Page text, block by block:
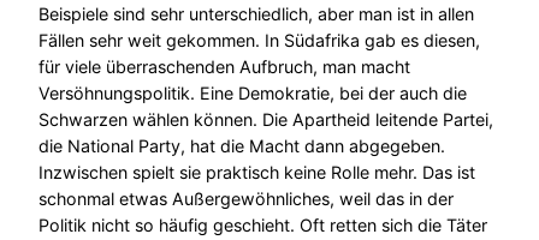
Beispiele sind sehr unterschiedlich, aber man ist in allen
Fällen sehr weit gekommen. In Südafrika gab es diesen,
für viele überraschenden Aufbruch, man macht
Versöhnungspolitik. Eine Demokratie, bei der auch die
Schwarzen wählen können. Die Apartheid leitende Partei,
die National Party, hat die Macht dann abgegeben.
Inzwischen spielt sie praktisch keine Rolle mehr. Das ist
schonmal etwas Außergewöhnliches, weil das in der
Politik nicht so häufig geschieht. Oft retten sich die Täter